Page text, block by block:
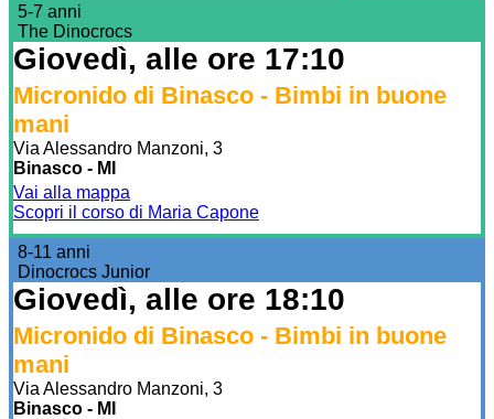
5-7 anni
The Dinocrocs
Giovedì, alle ore 17:10
Micronido di Binasco - Bimbi in buone
mani
Via Alessandro Manzoni, 3
Binasco - MI
Vai alla mappa
Scopri il corso di Maria Capone
8-11 anni
Dinocrocs Junior
Giovedì, alle ore 18:10
Micronido di Binasco - Bimbi in buone
mani
Via Alessandro Manzoni, 3
Binasco - MI